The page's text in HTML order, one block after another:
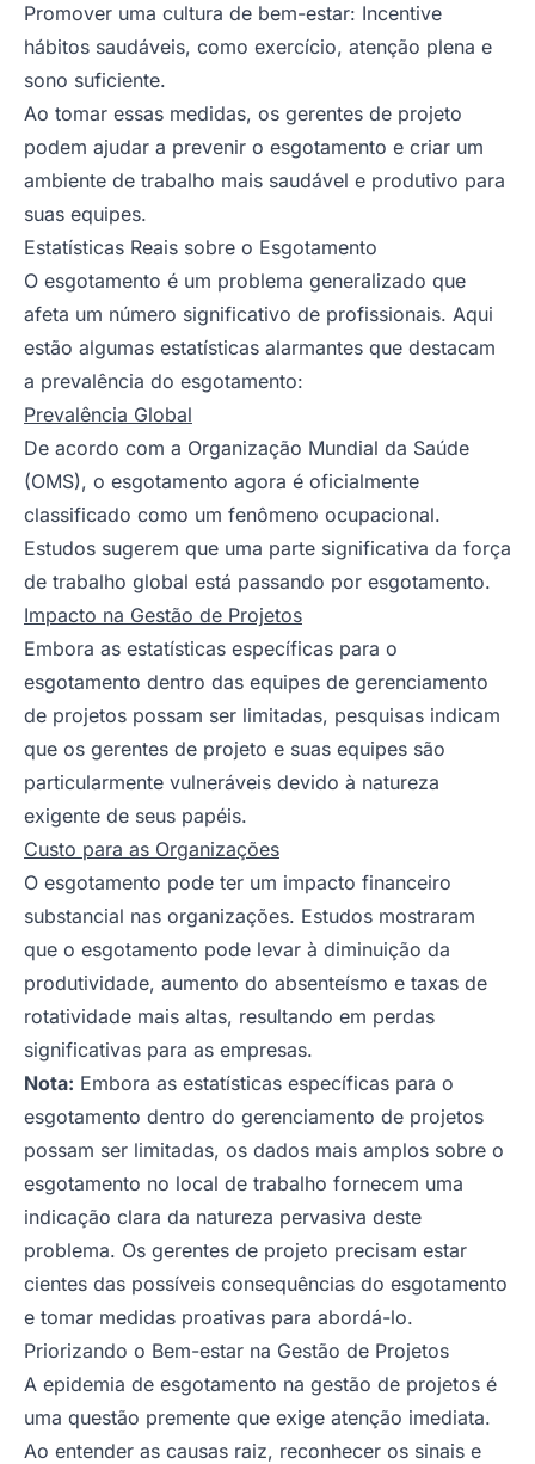
Promover uma cultura de bem-estar: Incentive
hábitos saudáveis, como exercício, atenção plena e
sono suficiente.
Ao tomar essas medidas, os gerentes de projeto
podem ajudar a prevenir o esgotamento e criar um
ambiente de trabalho mais saudável e produtivo para
suas equipes.
Estatísticas Reais sobre o Esgotamento
O esgotamento é um problema generalizado que
afeta um número significativo de profissionais. Aqui
estão algumas estatísticas alarmantes que destacam
a prevalência do esgotamento:
Prevalência Global
De acordo com a Organização Mundial da Saúde
(OMS), o esgotamento agora é oficialmente
classificado como um fenômeno ocupacional.
Estudos sugerem que uma parte significativa da força
de trabalho global está passando por esgotamento.
Impacto na Gestão de Projetos
Embora as estatísticas específicas para o
esgotamento dentro das equipes de gerenciamento
de projetos possam ser limitadas, pesquisas indicam
que os gerentes de projeto e suas equipes são
particularmente vulneráveis devido à natureza
exigente de seus papéis.
Custo para as Organizações
O esgotamento pode ter um impacto financeiro
substancial nas organizações. Estudos mostraram
que o esgotamento pode levar à diminuição da
produtividade, aumento do absenteísmo e taxas de
rotatividade mais altas, resultando em perdas
significativas para as empresas.
Nota: Embora as estatísticas específicas para o
esgotamento dentro do gerenciamento de projetos
possam ser limitadas, os dados mais amplos sobre o
esgotamento no local de trabalho fornecem uma
indicação clara da natureza pervasiva deste
problema. Os gerentes de projeto precisam estar
cientes das possíveis consequências do esgotamento
e tomar medidas proativas para abordá-lo.
Priorizando o Bem-estar na Gestão de Projetos
A epidemia de esgotamento na gestão de projetos é
uma questão premente que exige atenção imediata.
Ao entender as causas raiz, reconhecer os sinais e